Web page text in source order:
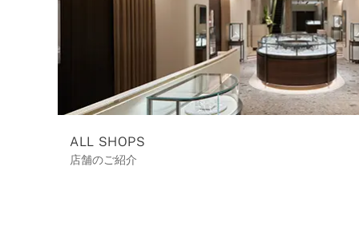
ALL SHOPS
店舗のご紹介